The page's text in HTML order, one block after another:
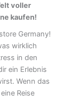
voller
kaufen!
Germany!
wirklich
in den
ein Erlebnis
Wenn das
Reise